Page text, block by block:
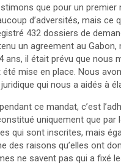
que pour un
d’adversités, mais ce
432 dossiers de
un agreement au
ans, il était prévu que nous
mise en place. Nous
qui nous a aidés à
ce mandat, c’est
uniquement que
qui sont inscrites, mais
des raisons qu’elles ont
ne savent pas qui a fixé